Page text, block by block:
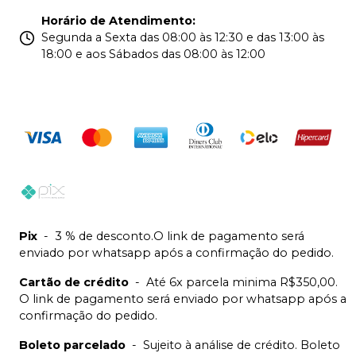
Horário de Atendimento:
Segunda a Sexta das 08:00 às 12:30 e das 13:00 às
18:00 e aos Sábados das 08:00 às 12:00
Pix - 3 % de desconto.O link de pagamento será
enviado por whatsapp após a confirmação do pedido.
Cartão de crédito - Até 6x parcela minima R$350,00.
O link de pagamento será enviado por whatsapp após a
confirmação do pedido.
Boleto parcelado - Sujeito à análise de crédito. Boleto